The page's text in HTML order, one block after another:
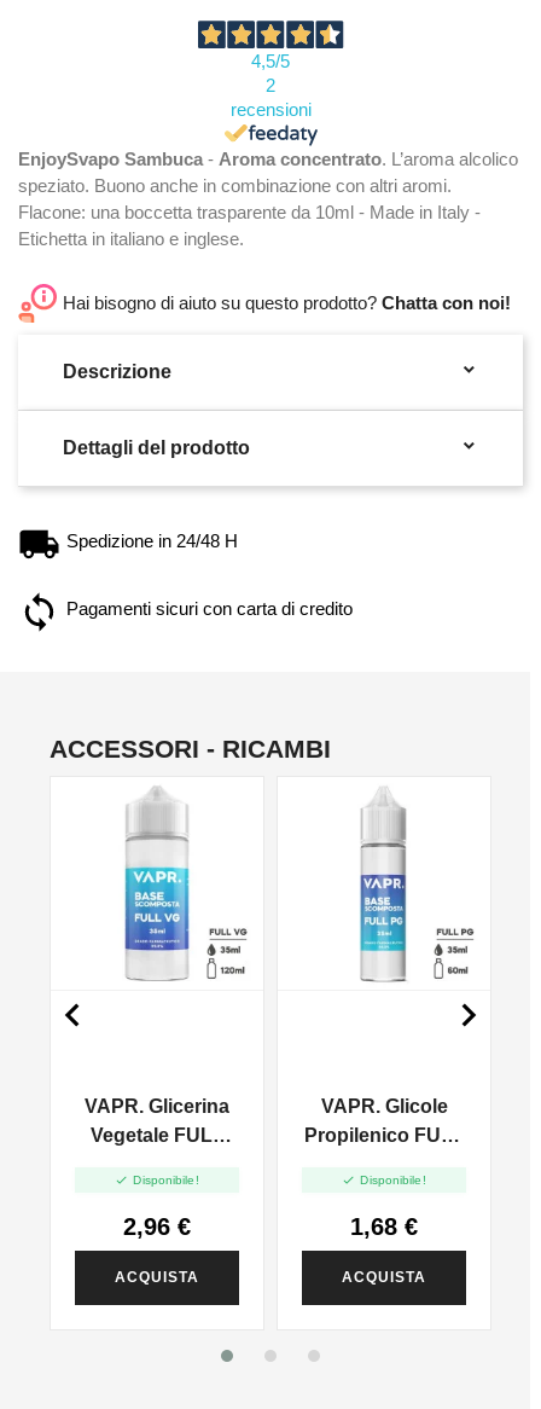
4,5/5
2
recensioni
EnjoySvapo Sambuca- Aroma concentrato. L’aroma alcolico
speziato. Buono anche in combinazione con altri aromi.
Flacone: una boccetta trasparente da 10ml - Made in Italy -
Etichetta in italiano e inglese.
Hai bisogno di aiuto su questo prodotto? Chatta con noi!
Descrizione 
Dettagli del prodotto 
Spedizione in 24/48 H
Pagamenti sicuri con carta di credito
ACCESSORI - RICAMBI
VAPR. Glicerina
Vegetale FULL
120ml
 Disponibile!
2,96 €
ACQUISTA
VAPR. Glicole
Propilenico FULL
 Disponibile!
1,68 €
ACQUISTA
 